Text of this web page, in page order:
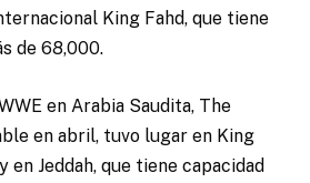
King Fahd, que tiene
de 68,000.
en Arabia Saudita, The
en abril, tuvo lugar en King
Jeddah, que tiene capacidad